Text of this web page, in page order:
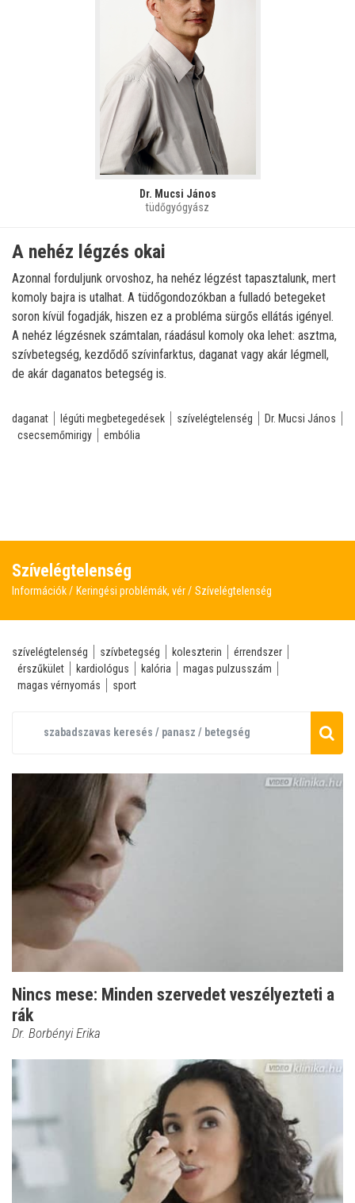
Dr. Mucsi János
tüdőgyógyász
A nehéz légzés okai
Azonnal forduljunk orvoshoz, ha nehéz légzést tapasztalunk, mert
komoly bajra is utalhat. A tüdőgondozókban a fulladó betegeket
soron kívül fogadják, hiszen ez a probléma sürgős ellátás igényel.
A nehéz légzésnek számtalan, ráadásul komoly oka lehet: asztma,
szívbetegség, kezdődő szívinfarktus, daganat vagy akár légmell,
de akár daganatos betegség is.
daganat légúti megbetegedések szívelégtelenség
Dr. Mucsi János
csecsemőmirigy
embólia
Szívelégtelenség
Információk Keringési problémák, vér Szívelégtelenség
szívelégtelenség szívbetegség koleszterin
érrendszer
érszűkület
kardiológus kalória
magas pulzusszám
magas vérnyomás
sport
Nincs mese: Minden szervedet veszélyezteti a
rák
Dr. Borbényi Erika